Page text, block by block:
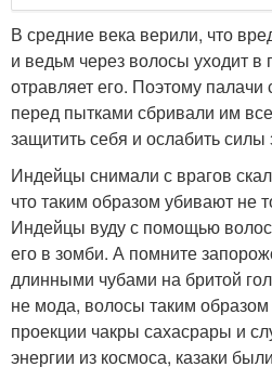
В средние века верили, что
и ведьм через волосы уходит в
отравляет его. Поэтому
перед пытками сбривали им
защитить себя и ослабить силы
Индейцы снимали с врагов
что таким образом убивают не
Индейцы вуду с помощью
его в зомби. А помните
длинными чубами на бритой
не мода, волосы таким образом
проекции чакры сахасрары и
энергии из космоса, казаки